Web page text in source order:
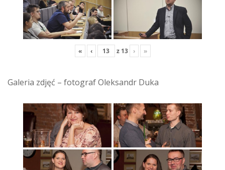
« ‹ z 13 › »
Galeria zdjęć – fotograf Oleksandr Duka